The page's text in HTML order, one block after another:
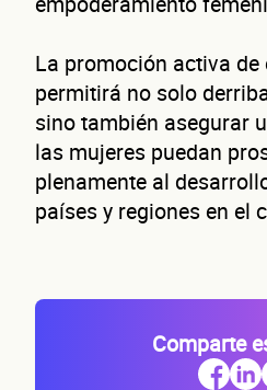
La promoción activa
permitirá no solo
sino también asegurar
las mujeres puedan
plenamente al
países y regiones en el
Comparte